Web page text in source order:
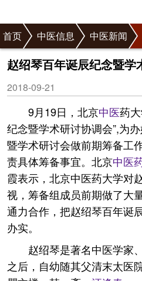
首页 中医信息 中医新闻
赵绍琴百年诞辰纪念暨学
2018-09-21
9月19日，北京中医药
纪念暨学术研讨协调会”,为
暨学术研讨会做前期筹备工
责具体筹备事宜。北京中医
霞表示，北京中医药大学对
视，筹备组成员前期做了大
通力合作，把赵绍琴百年诞
办实。
赵绍琴是著名中医学家
之后，自幼随其父清末太医